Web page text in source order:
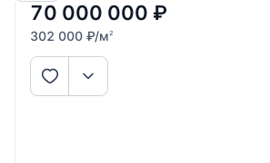
гардеробными. Приятные виды на парк и
70 000 000 ₽
302 000 ₽/м2